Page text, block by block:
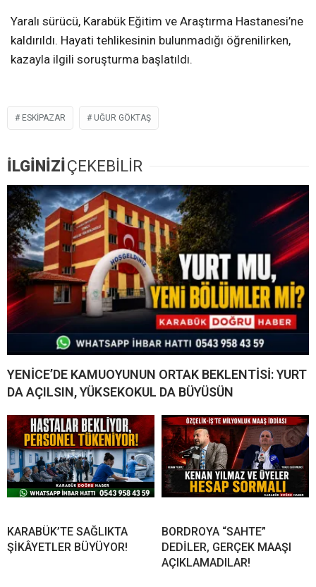
Yaralı sürücü, Karabük Eğitim ve Araştırma Hastanesi’ne
kaldırıldı. Hayati tehlikesinin bulunmadığı öğrenilirken,
kazayla ilgili soruşturma başlatıldı.
ESKIPAZAR UĞUR GÖKTAŞ
İLGİNİZİÇEKEBİLİR
YENİCE’DE KAMUOYUNUN ORTAK BEKLENTİSİ: YURT
DA AÇILSIN, YÜKSEKOKUL DA BÜYÜSÜN
KARABÜK’TE SAĞLIKTA
ŞİKÂYETLER BÜYÜYOR!
BORDROYA “SAHTE”
DEDİLER, GERÇEK MAAŞI
AÇIKLAMADILAR!